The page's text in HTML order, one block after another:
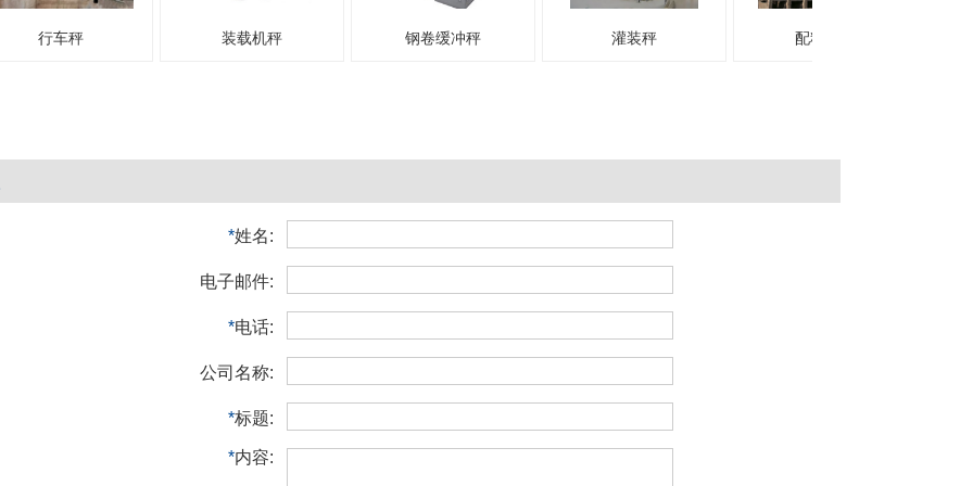
行车秤 装载机秤 钢卷缓冲秤 灌装秤 配料系统
*姓名:
电子邮件:
*电话:
公司名称:
*标题:
*内容: